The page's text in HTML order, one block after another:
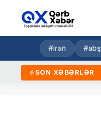
#iran #abş
SON XƏBƏRLƏR
qaydalar Ukrayna